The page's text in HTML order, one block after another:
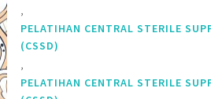
PELATIHAN CENTRAL STERILE
(CSSD)
PELATIHAN CENTRAL STERILE